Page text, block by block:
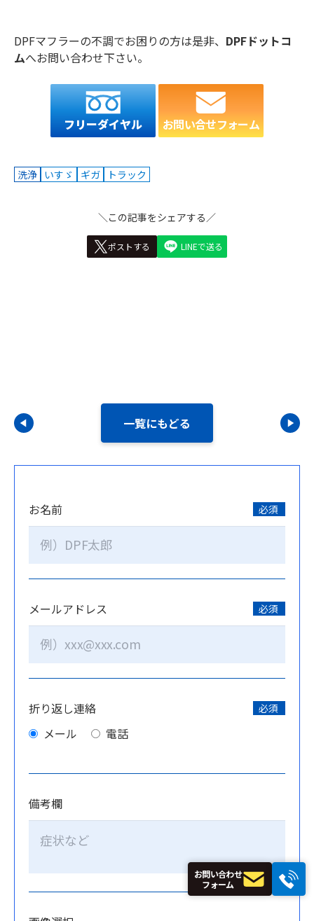
DPFマフラーの不調でお困りの方は是非、 DPFドットコ
ムへお問い合わせ下さい。
フリーダイヤル お問い合せフォーム
洗浄 いすゞ ギガ トラック
＼この記事をシェアする／
ポストする LINEで送る
一覧にもどる
お名前 必須
メールアドレス 必須
折り返し連絡 必須
メール 電話
備考欄
お問い合わせ
フォーム